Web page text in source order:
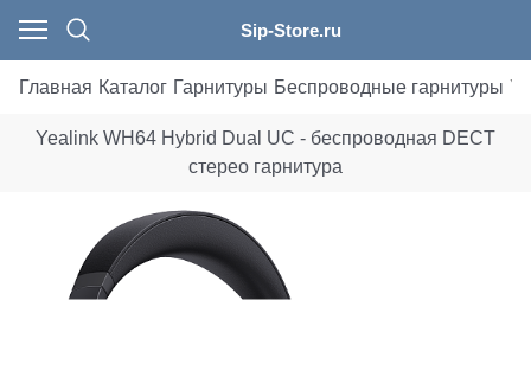
Sip-Store.ru
Главная Каталог Гарнитуры Беспроводные гарнитуры
Yealink WH64 Hybrid Dual UC - беспроводная DECT
стерео гарнитура